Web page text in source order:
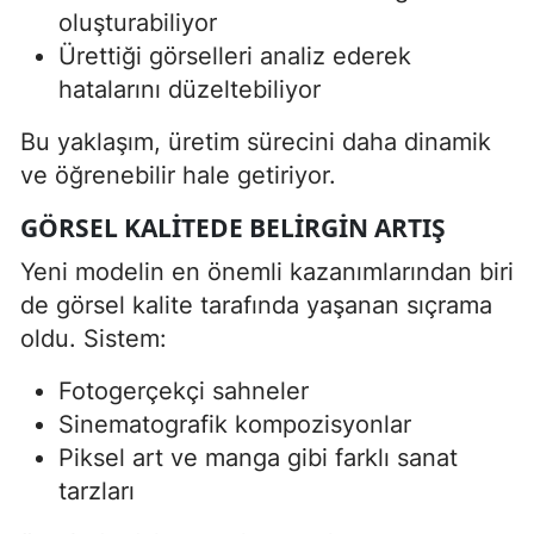
oluşturabiliyor
Ürettiği görselleri analiz ederek
hatalarını düzeltebiliyor
Bu yaklaşım, üretim sürecini daha dinamik
ve öğrenebilir hale getiriyor.
GÖRSEL KALITEDE BELIRGIN ARTIŞ
Yeni modelin en önemli kazanımlarından biri
de görsel kalite tarafında yaşanan sıçrama
oldu. Sistem:
Fotogerçekçi sahneler
Sinematografik kompozisyonlar
Piksel art ve manga gibi farklı sanat
tarzları